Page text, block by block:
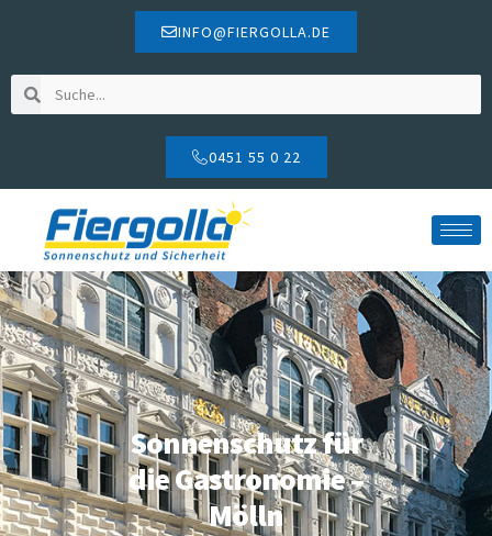
INFO@FIERGOLLA.DE
0451 55 0 22
Sonnenschutz für
die Gastronomie –
Mölln